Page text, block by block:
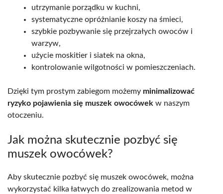
utrzymanie porządku w kuchni,
systematyczne opróżnianie koszy na śmieci,
szybkie pozbywanie się przejrzałych owoców i
warzyw,
użycie moskitier i siatek na okna,
kontrolowanie wilgotności w pomieszczeniach.
Dzięki tym prostym zabiegom możemy minimalizować
ryzyko pojawienia się muszek owocówek w naszym
otoczeniu.
Jak można skutecznie pozbyć się
muszek owocówek?
Aby skutecznie pozbyć się muszek owocówek, można
wykorzystać kilka łatwych do zrealizowania metod w